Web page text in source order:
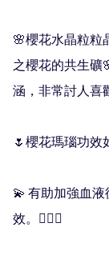
🌸櫻花水晶粒粒
之櫻花的共生礦
涵，非常討人喜
🌷櫻花瑪瑙功效
💫 有助加強血
效。💆🏻‍♀️